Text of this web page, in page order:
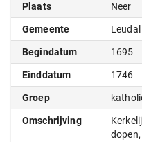
Plaats Neer
Gemeente Leudal
Begindatum 1695
Einddatum 1746
Groep
Omschrijving